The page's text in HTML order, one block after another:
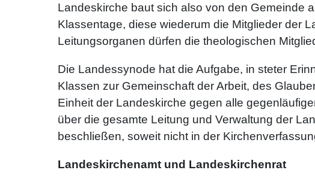
Landeskirche baut sich also von den Gemeinde
Klassentage, diese wiederum die Mitglieder der
Leitungsorganen dürfen die theologischen
Die Landessynode hat die Aufgabe, in steter
Klassen zur Gemeinschaft der Arbeit, des
Einheit der Landeskirche gegen alle
über die gesamte Leitung und Verwaltung der
beschließen, soweit nicht in der
Landeskirchenamt und Landeskirchenrat